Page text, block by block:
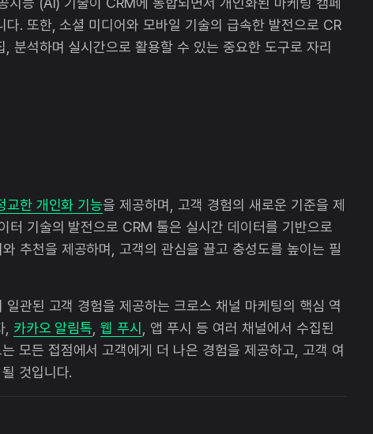
. 또한, 소셜 미디어와 모바일 기술의 급속한 발전으로 CR
분석하며 실시간으로 활용할 수 있는 중요한 도구로 자리
교한 개인화 기능을 제공하며, 고객 경험의 새로운 기준을 제
터 기술의 발전으로 CRM 툴은 실시간 데이터를 기반으로
추천을 제공하며, 고객의 관심을 끌고 충성도를 높이는 필
관된 고객 경험을 제공하는 크로스 채널 마케팅의 핵심 역
카카오 알림톡 ,웹 푸시
, 앱 푸시 등 여러 채널에서 수집된
모든 접점에서 고객에게 더 나은 경험을 제공하고, 고객 여
것입니다.